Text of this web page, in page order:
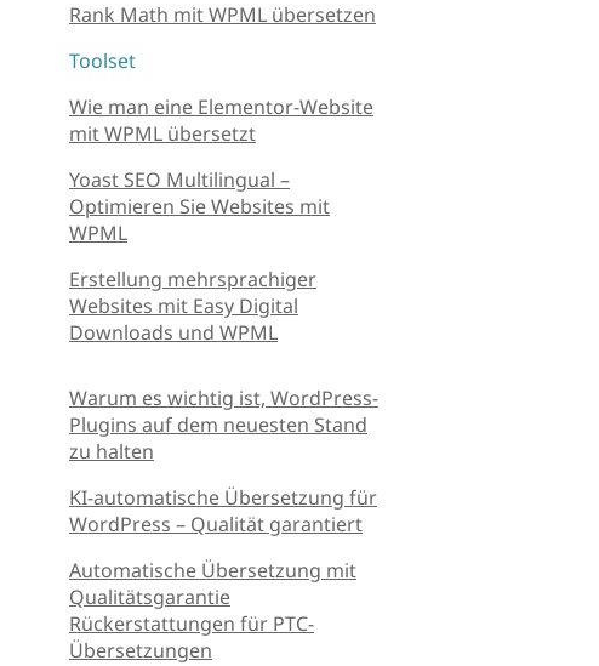
Rank Math mit WPML übersetzen
Toolset
Wie man eine Elementor-Website
mit WPML übersetzt
Yoast SEO Multilingual –
Optimieren Sie Websites mit
WPML
Erstellung mehrsprachiger
Websites mit Easy Digital
Downloads und WPML
Warum es wichtig ist, WordPress-
Plugins auf dem neuesten Stand
zu halten
KI-automatische Übersetzung für
WordPress – Qualität garantiert
Automatische Übersetzung mit
Qualitätsgarantie
Rückerstattungen für PTC-
Übersetzungen